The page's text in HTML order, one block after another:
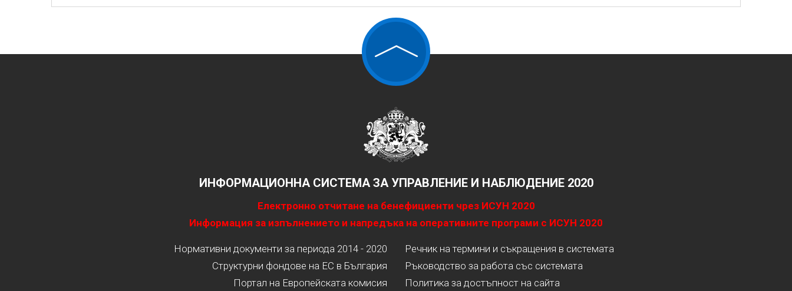
ИНФОРМАЦИОННА СИСТЕМА ЗА УПРАВЛЕНИЕ И НАБЛЮДЕНИЕ 2020
Електронно отчитане на бенефициенти чрез ИСУН 2020
Информация за изпълнението и напредъка на оперативните програми с ИСУН 2020
Нормативни документи за периода 2014 - 2020
Структурни фондове на ЕС в България
Портал на Европейската комисия
Речник на термини и съкращения в системата
Ръководство за работа със системата
Политика за достъпност на сайта